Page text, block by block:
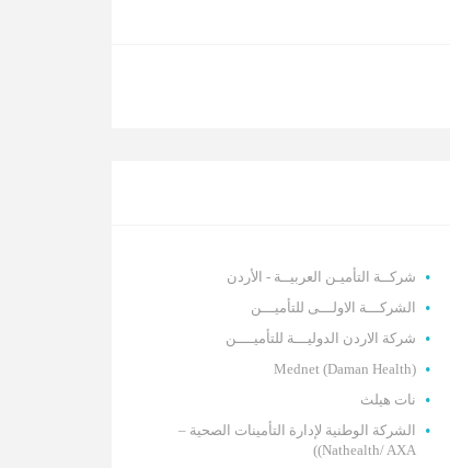
شركــة التأميـن العربيــة - الأردن
الشركـــة الاولـــى للتأميـــن
شركة الاردن الدوليـــة للتأميــــن
Mednet (Daman Health)
نات هيلث
الشركة الوطنية لإدارة التأمينات الصحية –
Nathealth/ AXA))